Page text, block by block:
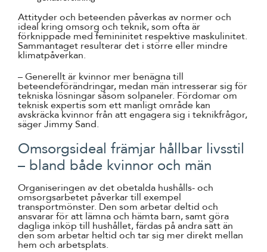
Attityder och beteenden påverkas av normer och
ideal kring omsorg och teknik, som ofta är
förknippade med femininitet respektive maskulinitet.
Sammantaget resulterar det i större eller mindre
klimatpåverkan.
– Generellt är kvinnor mer benägna till
beteendeförändringar, medan män intresserar sig för
tekniska lösningar såsom solpaneler. Fördomar om
teknisk expertis som ett manligt område kan
avskräcka kvinnor från att engagera sig i teknikfrågor,
säger Jimmy Sand.
Omsorgsideal främjar hållbar livsstil
– bland både kvinnor och män
Organiseringen av det obetalda hushålls- och
omsorgsarbetet påverkar till exempel
transportmönster. Den som arbetar deltid och
ansvarar för att lämna och hämta barn, samt göra
dagliga inköp till hushållet, färdas på andra sätt än
den som arbetar heltid och tar sig mer direkt mellan
hem och arbetsplats.